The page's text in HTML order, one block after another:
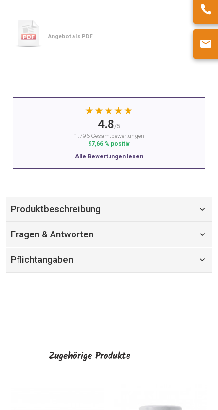
Angebot als PDF
★★★★★
4.8/5
1.796 Gesamtbewertungen
97,66 % positiv
Alle Bewertungen lesen
Produktbeschreibung
Fragen & Antworten
Pflichtangaben
Zugehörige Produkte